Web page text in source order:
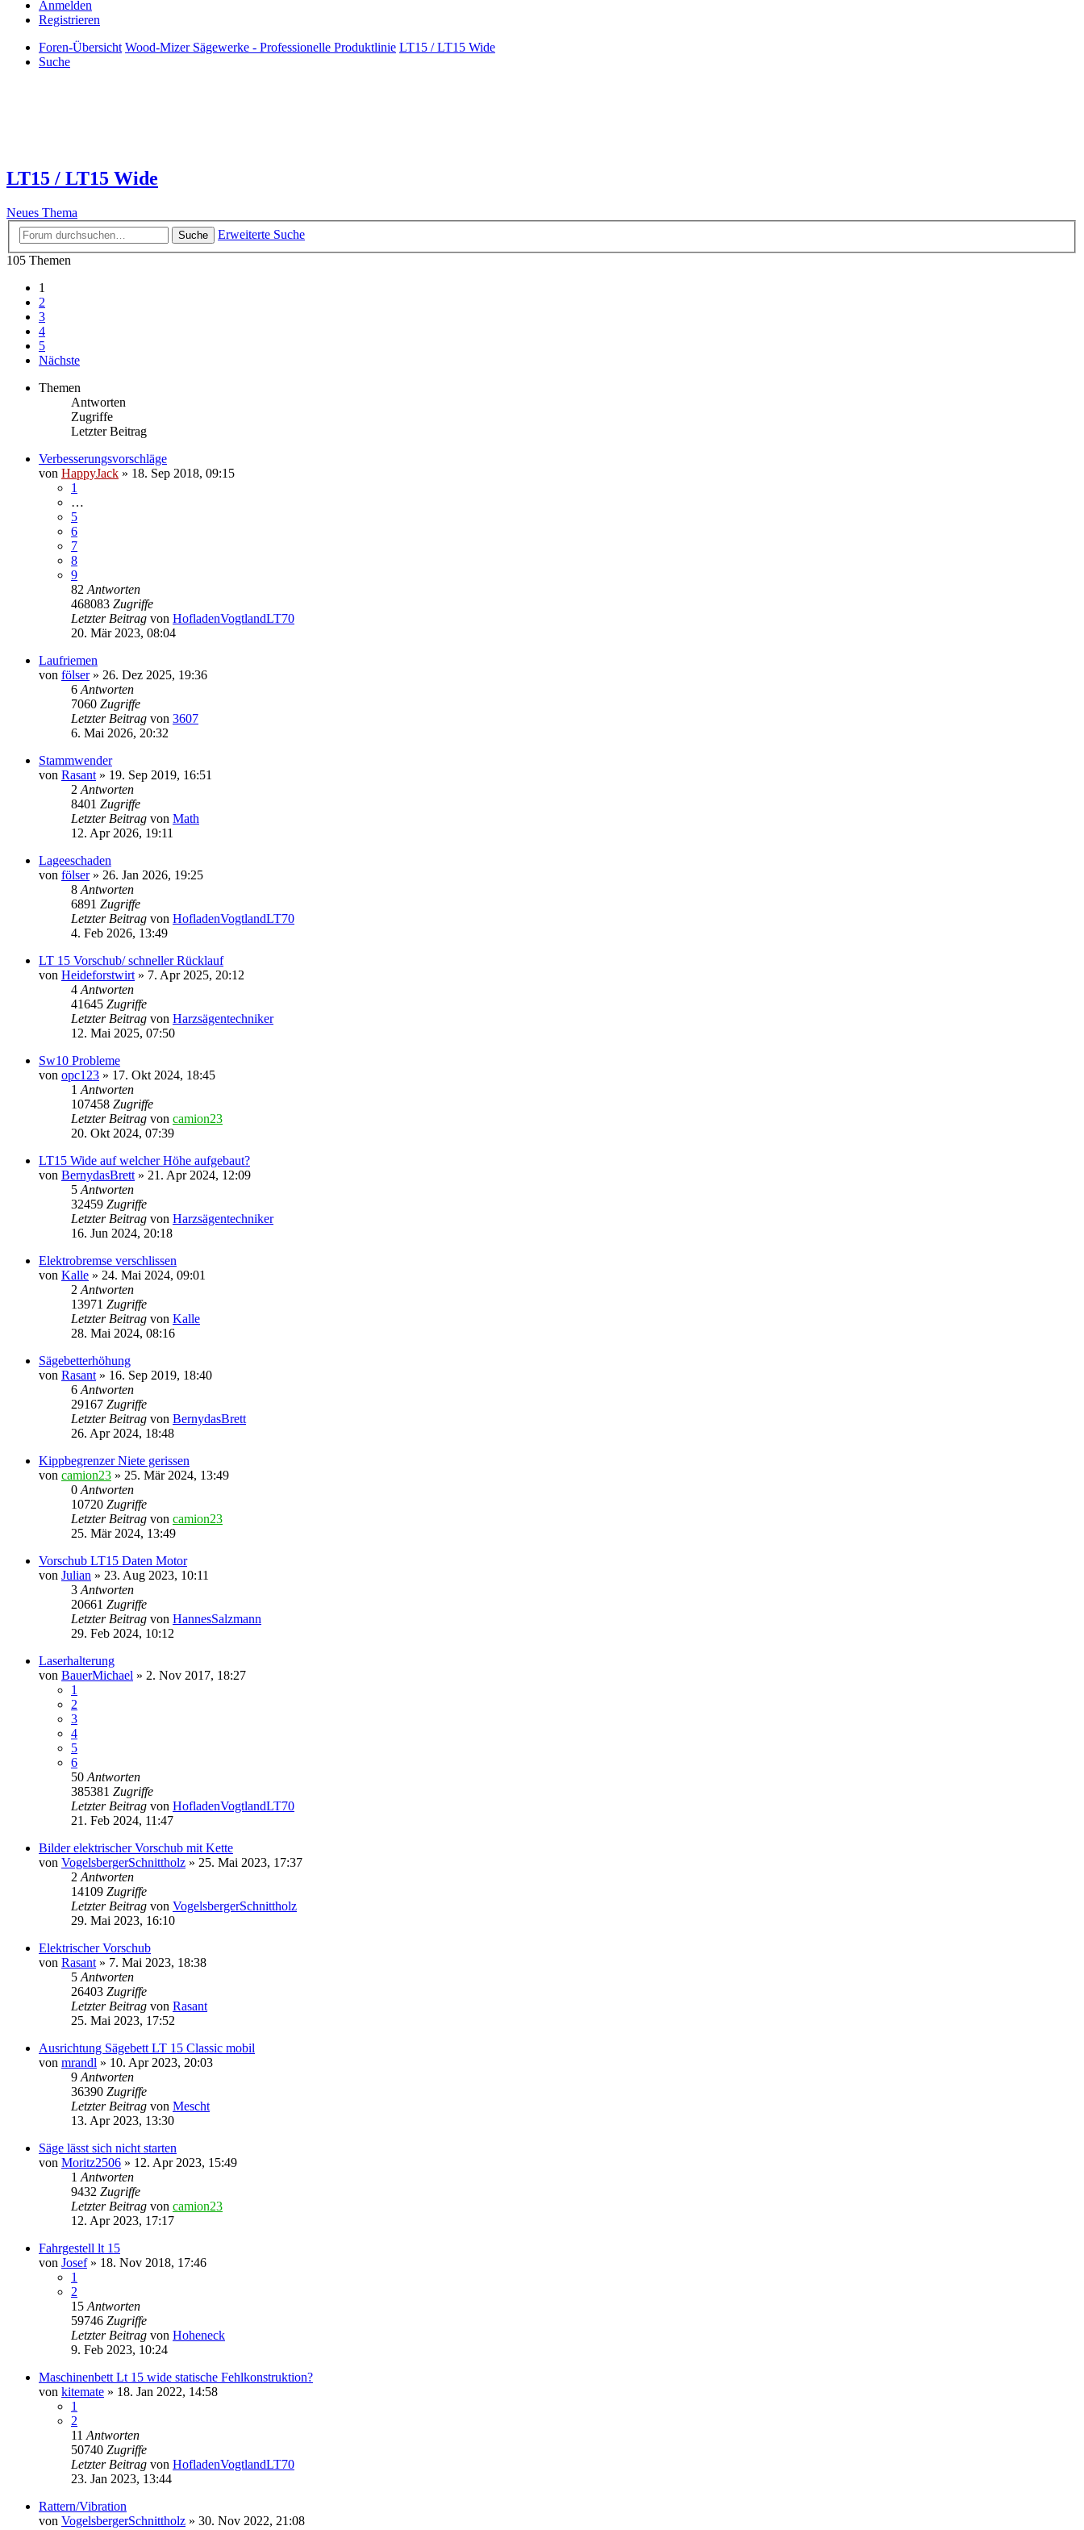
Anmelden
Registrieren
Foren-Übersicht Wood-Mizer Sägewerke - Professionelle Produktlinie LT15 / LT15 Wide
Suche
LT15 / LT15 Wide
Neues Thema
Suche
Erweiterte Suche
105 Themen
1
2
3
4
5
Nächste
Themen
Antworten
Zugriffe
Letzter Beitrag
Verbesserungsvorschläge
von HappyJack » 18. Sep 2018, 09:15
1
…
5
6
7
8
9
82 Antworten
468083 Zugriffe
Letzter Beitrag von HofladenVogtlandLT70
20. Mär 2023, 08:04
Laufriemen
von fölser» 26. Dez 2025, 19:36
6 Antworten
7060 Zugriffe
Letzter Beitrag von 3607
6. Mai 2026, 20:32
Stammwender
von Rasant » 19. Sep 2019, 16:51
2 Antworten
8401 Zugriffe
Letzter Beitrag von Math
12. Apr 2026, 19:11
Lageeschaden
von fölser» 26. Jan 2026, 19:25
8 Antworten
6891 Zugriffe
Letzter Beitrag von HofladenVogtlandLT70
4. Feb 2026, 13:49
LT 15 Vorschub/ schneller Rücklauf
von Heideforstwirt » 7. Apr 2025, 20:12
4 Antworten
41645 Zugriffe
Letzter Beitrag von Harzsägentechniker
12. Mai 2025, 07:50
Sw10 Probleme
von opc123 » 17. Okt 2024, 18:45
1 Antworten
107458 Zugriffe
Letzter Beitrag von camion23
20. Okt 2024, 07:39
LT15 Wide auf welcher Höhe aufgebaut?
von BernydasBrett » 21. Apr 2024, 12:09
5 Antworten
32459 Zugriffe
Letzter Beitrag von Harzsägentechniker
16. Jun 2024, 20:18
Elektrobremse verschlissen
von Kalle » 24. Mai 2024, 09:01
2 Antworten
13971 Zugriffe
Letzter Beitrag von Kalle
28. Mai 2024, 08:16
Sägebetterhöhung
von Rasant » 16. Sep 2019, 18:40
6 Antworten
29167 Zugriffe
Letzter Beitrag von BernydasBrett
26. Apr 2024, 18:48
Kippbegrenzer Niete gerissen
von camion23 » 25. Mär 2024, 13:49
0 Antworten
10720 Zugriffe
Letzter Beitrag von camion23
25. Mär 2024, 13:49
Vorschub LT15 Daten Motor
von Julian » 23. Aug 2023, 10:11
3 Antworten
20661 Zugriffe
Letzter Beitrag von HannesSalzmann
29. Feb 2024, 10:12
Laserhalterung
von BauerMichael » 2. Nov 2017, 18:27
1
2
3
4
5
6
50 Antworten
385381 Zugriffe
Letzter Beitrag von HofladenVogtlandLT70
21. Feb 2024, 11:47
Bilder elektrischer Vorschub mit Kette
von VogelsbergerSchnittholz » 25. Mai 2023, 17:37
2 Antworten
14109 Zugriffe
Letzter Beitrag von VogelsbergerSchnittholz
29. Mai 2023, 16:10
Elektrischer Vorschub
von Rasant » 7. Mai 2023, 18:38
5 Antworten
26403 Zugriffe
Letzter Beitrag von Rasant
25. Mai 2023, 17:52
Ausrichtung Sägebett LT 15 Classic mobil
von mrandl » 10. Apr 2023, 20:03
9 Antworten
36390 Zugriffe
Letzter Beitrag von Mescht
13. Apr 2023, 13:30
Säge lässt sich nicht starten
von Moritz2506 » 12. Apr 2023, 15:49
1 Antworten
9432 Zugriffe
Letzter Beitrag von camion23
12. Apr 2023, 17:17
Fahrgestell lt 15
von Josef» 18. Nov 2018, 17:46
1
2
15 Antworten
59746 Zugriffe
Letzter Beitrag von Hoheneck
9. Feb 2023, 10:24
Maschinenbett Lt 15 wide statische Fehlkonstruktion?
von kitemate » 18. Jan 2022, 14:58
1
2
11 Antworten
50740 Zugriffe
Letzter Beitrag von HofladenVogtlandLT70
23. Jan 2023, 13:44
Rattern/Vibration
von VogelsbergerSchnittholz » 30. Nov 2022, 21:08